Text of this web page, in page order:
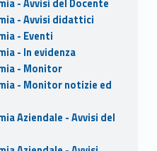
- Avvisi del Docente
- Avvisi didattici
- Eventi
- In evidenza
- Monitor
- Monitor notizie ed
Aziendale - Avvisi del